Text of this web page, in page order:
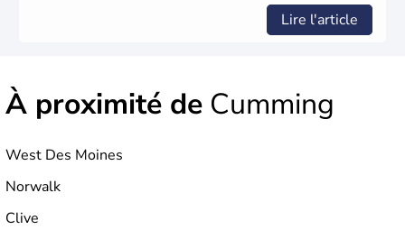
Lire l'article
À proximité de Cumming
West Des Moines
Norwalk
Clive